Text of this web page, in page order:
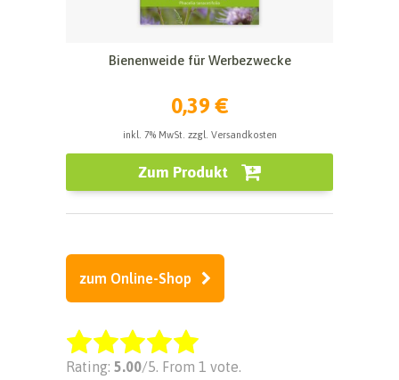
Bienenweide für Werbezwecke
0,39 €
inkl. 7% MwSt. zzgl. Versandkosten
Zum Produkt
zum Online-Shop
Rate this item:
Rating: 5.00/5. From 1 vote.